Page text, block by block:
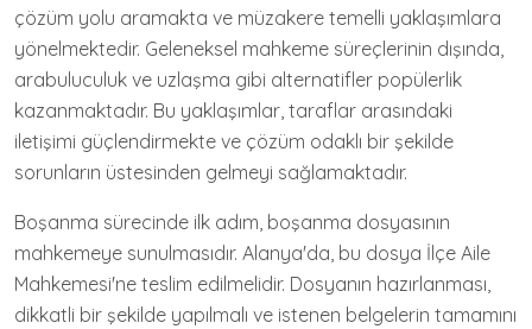
çözüm yolu aramakta ve müzakere temelli yaklaşımlara
yönelmektedir. Geleneksel mahkeme süreçlerinin dışında,
arabuluculuk ve uzlaşma gibi alternatifler popülerlik
kazanmaktadır. Bu yaklaşımlar, taraflar arasındaki
iletişimi güçlendirmekte ve çözüm odaklı bir şekilde
sorunların üstesinden gelmeyi sağlamaktadır.
Boşanma sürecinde ilk adım, boşanma dosyasının
mahkemeye sunulmasıdır. Alanya'da, bu dosya İlçe Aile
Mahkemesi'ne teslim edilmelidir. Dosyanın hazırlanması,
dikkatli bir şekilde yapılmalı ve istenen belgelerin tamamını